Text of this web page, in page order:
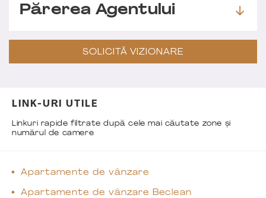
Părerea Agentului
SOLICITĂ VIZIONARE
LINK-URI UTILE
Linkuri rapide filtrate după cele mai căutate zone și
numărul de camere
Apartamente de vânzare
Apartamente de vânzare Beclean